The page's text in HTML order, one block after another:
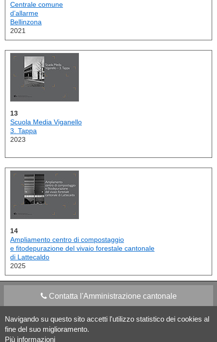
Navigando su questo sito accetti l'utilizzo statistico dei cookies al
fine del suo miglioramento.
Più informazioni
Centrale comune
d’allarme
​​​​​​​Bellinzona
2021
13
Scuola Media Viganello
3. Tappa
2023
14
Ampliamento centro di compostaggio
e fitodepurazione del vivaio forestale cantonale
di Lattecaldo
2025
Contatta l'Amministrazione cantonale
Apps Mobile Social media